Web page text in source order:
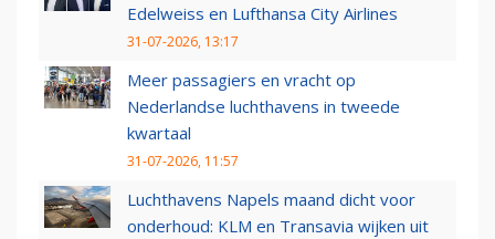
Edelweiss en Lufthansa City Airlines
31-07-2026, 13:17
Meer passagiers en vracht op
Nederlandse luchthavens in tweede
kwartaal
31-07-2026, 11:57
Luchthavens Napels maand dicht voor
onderhoud: KLM en Transavia wijken uit